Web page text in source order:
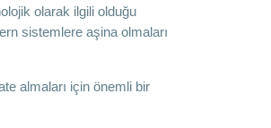
olarak ilgili olduğu
sistemlere aşina olmaları
almaları için önemli bir